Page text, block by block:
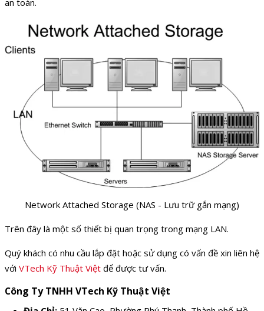
Network Attached Storage (NAS - Lưu trữ gắn mạng)
Trên đây là một số thiết bị quan trọng trong mạng LAN.
Quý khách có nhu cầu lắp đặt hoặc sử dụng có vấn đề xin liên hệ
với VTech Kỹ Thuật Việt để được tư vấn.
Công Ty TNHH VTech Kỹ Thuật Việt